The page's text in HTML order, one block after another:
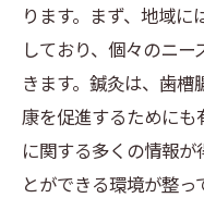
ります。まず、地域
しており、個々のニ
きます。鍼灸は、歯
康を促進するために
に関する多くの情報
とができる環境が整っ